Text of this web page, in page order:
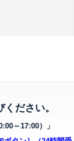
ださい。
～17:00）」